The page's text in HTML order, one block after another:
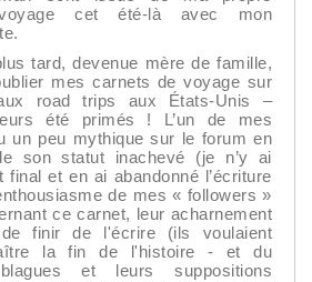
cet été-là avec mon
tard, devenue mère de famille,
mes carnets de voyage sur
road trips aux États-Unis –
été primés ! L’un de mes
un peu mythique sur le forum en
son statut inachevé (je n’y ai
et en ai abandonné l’écriture
de mes « followers »
ce carnet, leur acharnement
finir de l'écrire (ils voulaient
la fin de l'histoire - et du
et leurs suppositions